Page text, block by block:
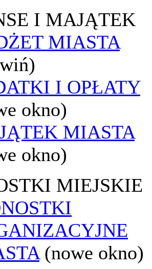
I MAJĄTEK
MIASTA
I OPŁATY
okno)
MIASTA
okno)
MIEJSKIE
(nowe okno)